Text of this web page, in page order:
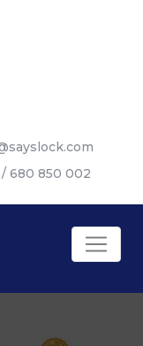
680 850 002